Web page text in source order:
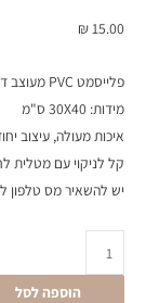
₪15.00
פלייסמט PVC מעוצב דגם בתאבון חלבי
מידות: 30X40 ס"מ
איכות מעולה, עיצוב
קל לניקוי עם מטלית
יש להשאיר מס טלפון
הוספה לסל